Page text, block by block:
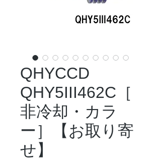
QHYCCD
QHY5III462C［
非冷却・カラ
ー］【お取り寄
せ】